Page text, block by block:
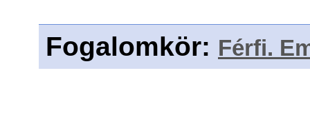
Fogalomkör: Férfi.